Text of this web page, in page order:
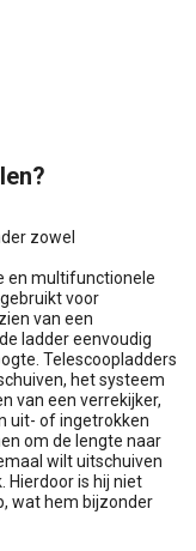
zowel
en multifunctionele
voor
van een
ladder eenvoudig
Telescoopladders
het systeem
van een verrekijker,
uit- of ingetrokken
om de lengte naar
wilt uitschuiven
Hierdoor is hij niet
wat hem bijzonder